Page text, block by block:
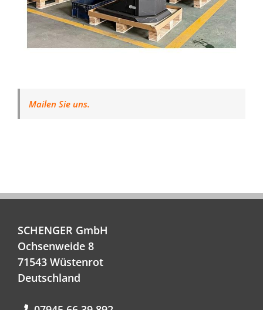
Mailen Sie uns.
SCHENGER GmbH
Ochsenweide 8
71543 Wüstenrot
Deutschland